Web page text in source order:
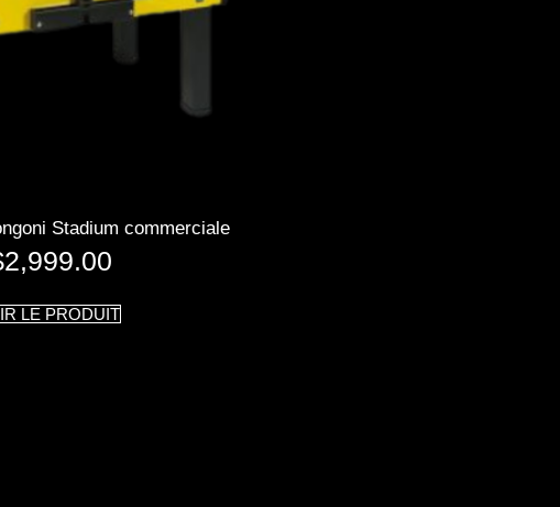
Stadium commerciale
2,999.00
LE PRODUIT